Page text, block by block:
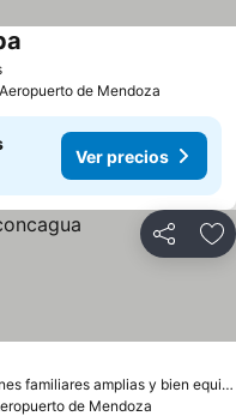
de Mendoza
Ver precios
Compartir
Habitaciones familiares amplias y bien equipadas
de Mendoza